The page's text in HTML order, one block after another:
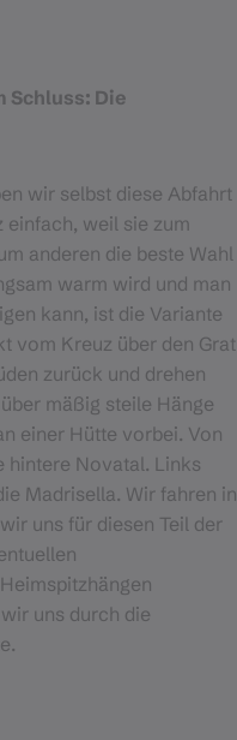
Schluss: Die
wir selbst diese Abfahrt
einfach, weil sie zum
anderen die beste Wahl
warm wird und man
kann, ist die Variante
vom Kreuz über den Grat
zurück und drehen
mäßig steile Hänge
einer Hütte vorbei. Von
hintere Novatal. Links
Madrisella. Wir fahren in
uns für diesen Teil der
uns durch die